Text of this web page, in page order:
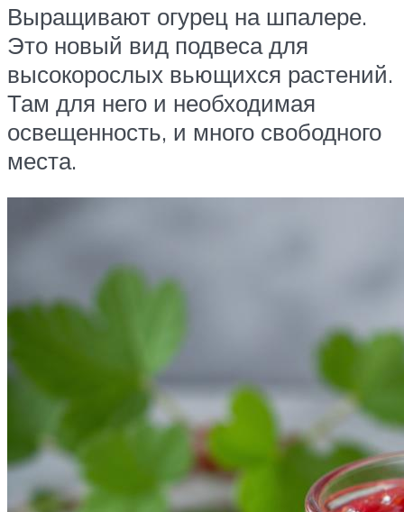
Выращивают огурец на шпалере.
Это новый вид подвеса для
высокорослых вьющихся растений.
Там для него и необходимая
освещенность, и много свободного
места.